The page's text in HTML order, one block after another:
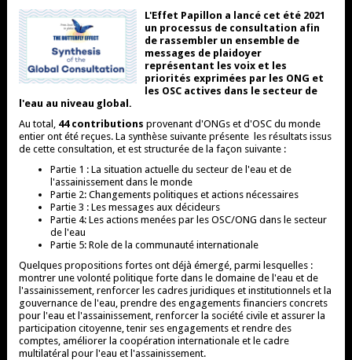
L'Effet Papillon a lancé cet été 2021
un processus de consultation afin
de rassembler un ensemble de
messages de plaidoyer
représentant les voix et les
priorités exprimées par les ONG et
les OSC actives dans le secteur de
l'eau au niveau global.
Au total, 44 contributions provenant d'ONGs et d'OSC du monde
entier ont été reçues. La synthèse suivante présente les résultats issus
de cette consultation, et est structurée de la façon suivante :
Partie 1 : La situation actuelle du secteur de l'eau et de
l'assainissement dans le monde
Partie 2: Changements politiques et actions nécessaires
Partie 3 : Les messages aux décideurs
Partie 4: Les actions menées par les OSC/ONG dans le secteur
de l'eau
Partie 5: Role de la communauté internationale
Quelques propositions fortes ont déjà émergé, parmi lesquelles :
montrer une volonté politique forte dans le domaine de l'eau et de
l'assainissement, renforcer les cadres juridiques et institutionnels et la
gouvernance de l'eau, prendre des engagements financiers concrets
pour l'eau et l'assainissement, renforcer la société civile et assurer la
participation citoyenne, tenir ses engagements et rendre des
comptes, améliorer la coopération internationale et le cadre
multilatéral pour l'eau et l'assainissement.